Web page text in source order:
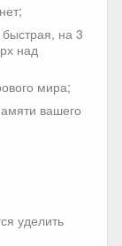
быстрая, на 3
над
мира;
вашего
уделить